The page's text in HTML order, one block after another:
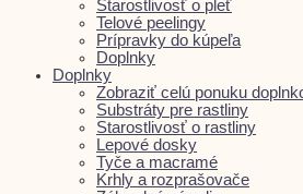
Starostlivosť o pleť
Telové peelingy
Prípravky do kúpeľa
Doplnky
Doplnky
Zobraziť celú ponuku
Substráty pre rastliny
Starostlivosť o rastliny
Lepové dosky
Tyče a macramé
Krhly a rozprašovače